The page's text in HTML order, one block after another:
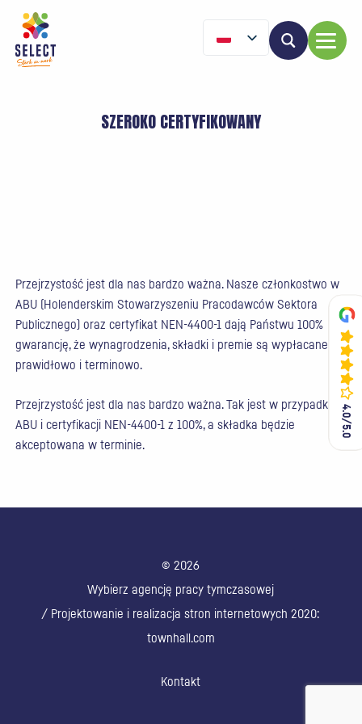
4.0/5.0
4.0/5.0
SZEROKO CERTYFIKOWANY
Przejrzystość jest dla nas bardzo ważna. Nasze członkostwo w
ABU (Holenderskim Stowarzyszeniu Pracodawców Sektora
Publicznego) oraz certyfikat NEN-4400-1 dają Państwu 100%
gwarancję, że wynagrodzenia, składki i premie są wypłacane
prawidłowo i terminowo.
Przejrzystość jest dla nas bardzo ważna. Tak jest w przypadku
ABU i certyfikacji NEN-4400-1 z 100%, a składka będzie
akceptowana w terminie.
© 2026
Wybierz agencję pracy tymczasowej
/ Projektowanie i realizacja stron internetowych 2020:
townhall.com
Kontakt